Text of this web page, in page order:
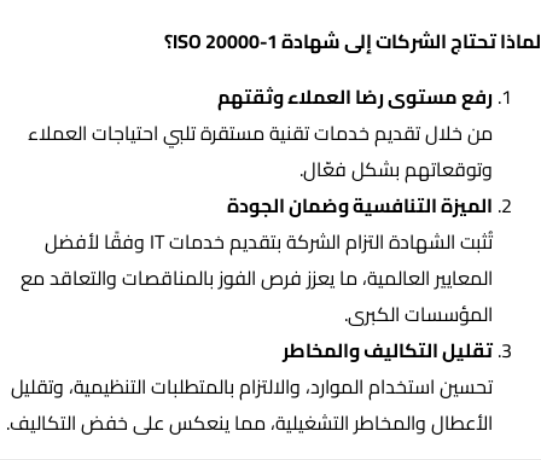
لماذا تحتاج الشركات إلى شهادة ISO 20000-1؟
رفع مستوى رضا العملاء وثقتهم
من خلال تقديم خدمات تقنية مستقرة تلبي احتياجات العملاء
وتوقعاتهم بشكل فعّال.
الميزة التنافسية وضمان الجودة
تُثبت الشهادة التزام الشركة بتقديم خدمات IT وفقًا لأفضل
المعايير العالمية، ما يعزز فرص الفوز بالمناقصات والتعاقد مع
المؤسسات الكبرى.
تقليل التكاليف والمخاطر
تحسين استخدام الموارد، والالتزام بالمتطلبات التنظيمية، وتقليل
الأعطال والمخاطر التشغيلية، مما ينعكس على خفض التكاليف.